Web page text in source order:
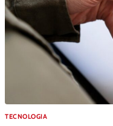
TECNOLOGIA